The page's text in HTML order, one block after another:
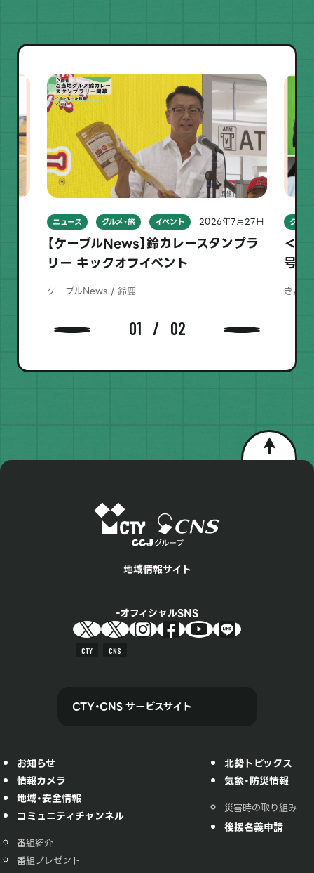
ニュース グルメ・旅 イベント 2026年7月27日
【ケーブルNews】鈴カレースタンプラ
リー キックオフイベント
ケーブルNews / 鈴鹿
グルメ
＜
号
きょ
01 02
地域情報サイト
オフィシャルSNS
CTY CNS
CTY・CNS サービスサイト
お知らせ
情報カメラ
地域・安全情報
コミュニティチャンネル
番組紹介
番組プレゼント
北勢トピックス
気象・防災情報
災害時の取り組み
後援名義申請